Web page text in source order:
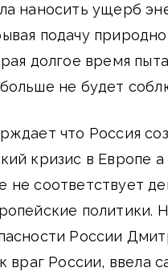
наносить ущерб
подачу
долгое время
не будет
что Россия
кризис в Европе
не соответствует
политики.
России
враг России, ввела